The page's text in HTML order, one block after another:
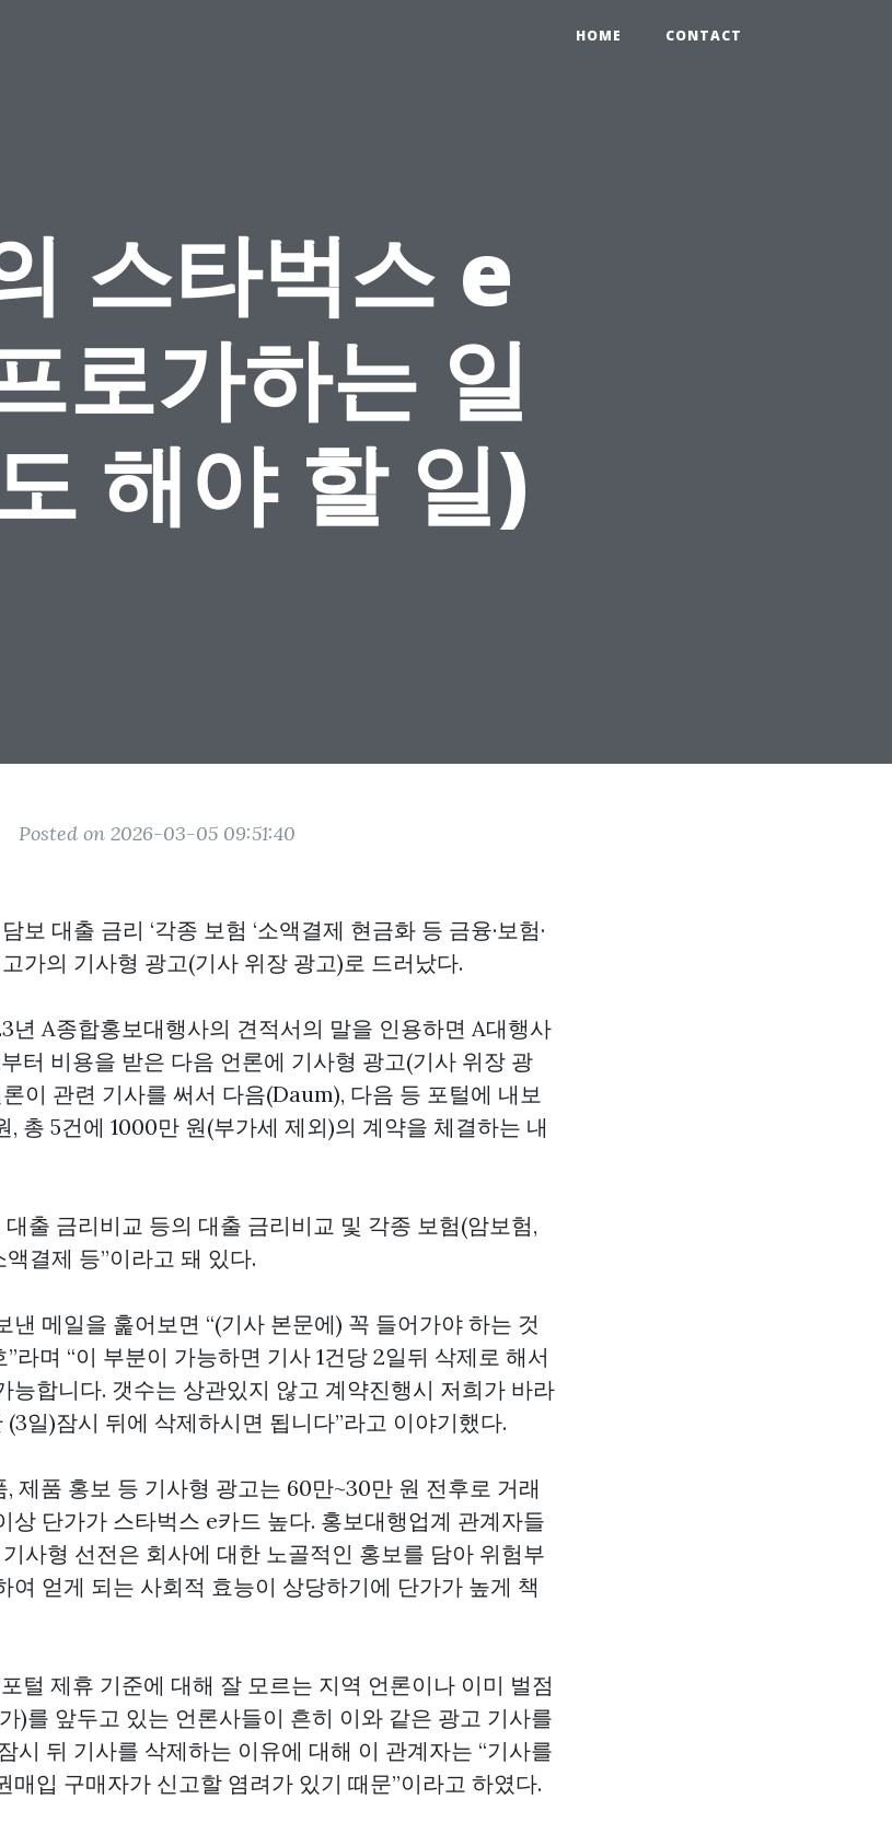
HOME CONTACT
스타벅스 e
로가하는 일
해야 할 일)
Posted on 2026-03-05 09:51:40
보 대출 금리 ‘각종 보험 ‘소액결제 현금화 등 금융·보험·
가의 기사형 광고(기사 위장 광고)로 드러났다.
년 A종합홍보대행사의 견적서의 말을 인용하면 A대행사
부터 비용을 받은 다음 언론에 기사형 광고(기사 위장 광
이 관련 기사를 써서 다음(Daum), 다음 등 포털에 내보
총 5건에 1000만 원(부가세 제외)의 계약을 체결하는 내
출 금리비교 등의 대출 금리비교 및 각종 보험(암보험,
결제 등”이라고 돼 있다.
낸 메일을 훑어보면 “(기사 본문에) 꼭 들어가야 하는 것
라며 “이 부분이 가능하면 기사 1건당 2일뒤 삭제로 해서
능합니다. 갯수는 상관있지 않고 계약진행시 저희가 바라
일)잠시 뒤에 삭제하시면 됩니다”라고 이야기했다.
제품 홍보 등 기사형 광고는 60만~30만 원 전후로 거래
상 단가가 스타벅스 e카드 높다. 홍보대행업계 관계자들
사형 선전은 회사에 대한 노골적인 홍보를 담아 위험부
여 얻게 되는 사회적 효능이 상당하기에 단가가 높게 책
털 제휴 기준에 대해 잘 모르는 지역 언론이나 이미 벌점
)를 앞두고 있는 언론사들이 흔히 이와 같은 광고 기사를
시 뒤 기사를 삭제하는 이유에 대해 이 관계자는 “기사를
매입 구매자가 신고할 염려가 있기 때문”이라고 하였다.